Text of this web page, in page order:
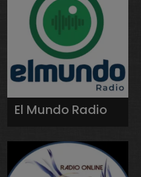
El Mundo Radio